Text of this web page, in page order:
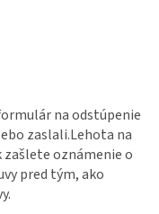
na odstúpenie
zaslali.Lehota na
zašlete oznámenie o
pred tým, ako